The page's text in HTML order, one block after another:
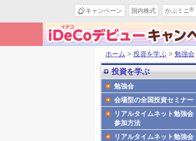
キャンペーン 国内株式 かぶミニ®
ホーム > 投資を学ぶ > 勉強会
投資を学ぶ
勉強会
会場型の全国投資セミナー
リアルタイムネット勉強会
参加方法
リアルタイムネット勉強会